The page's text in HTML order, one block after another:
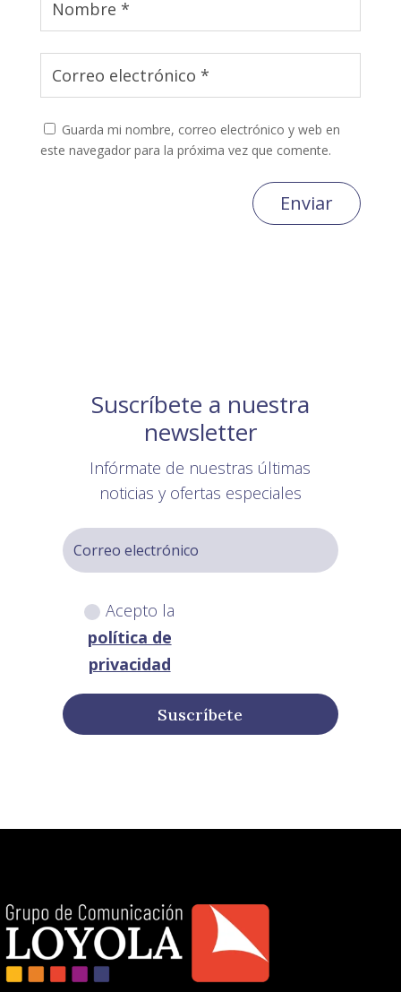
Guarda mi nombre, correo electrónico y web en
este navegador para la próxima vez que comente.
Enviar
Suscríbete a nuestra
newsletter
Infórmate de nuestras últimas
noticias y ofertas especiales
Acepto la
política de
privacidad
Suscríbete